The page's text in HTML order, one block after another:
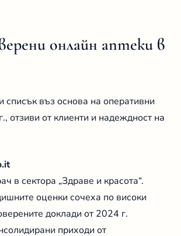
онлайн аптеки в
списък въз основа на оперативни
отзиви от клиенти и надеждност на
в сектора „Здраве и красота“.
оценки сочеха по високи
доклади от 2024 г.
приходи от